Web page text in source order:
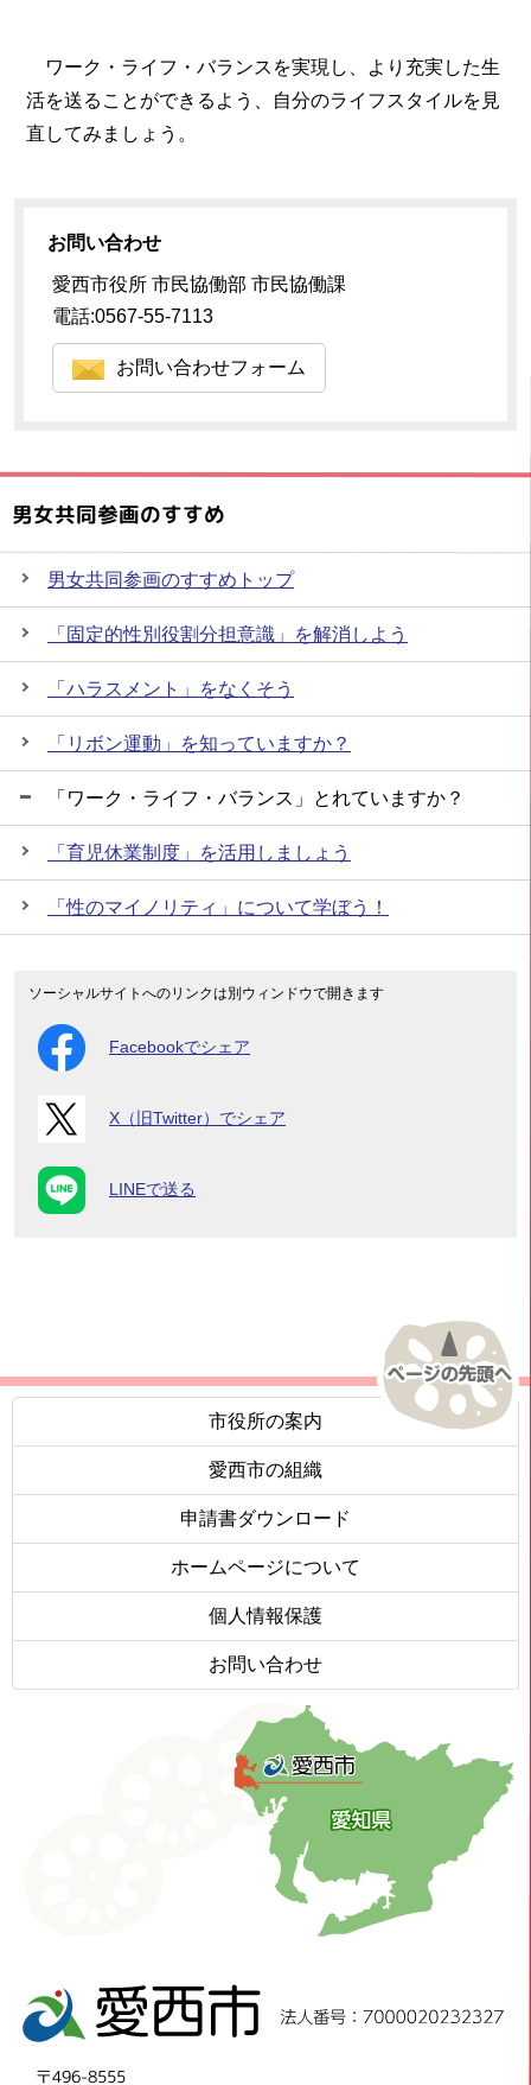
ワーク・ライフ・バランスを実現し、より充実した生
活を送ることができるよう、自分のライフスタイルを見
直してみましょう。
お問い合わせ
愛西市役所 市民協働部 市民協働課
電話:0567-55-7113
お問い合わせフォーム
男女共同参画のすすめ
男女共同参画のすすめトップ
「固定的性別役割分担意識」を解消しよう
「ハラスメント」をなくそう
「リボン運動」を知っていますか？
「ワーク・ライフ・バランス」とれていますか？
「育児休業制度」を活用しましょう
「性のマイノリティ」について学ぼう！
ソーシャルサイトへのリンクは別ウィンドウで開きます
Facebookでシェア
X（旧Twitter）でシェア
LINEで送る
市役所の案内
愛西市の組織
申請書ダウンロード
ホームページについて
個人情報保護
お問い合わせ
〒496-8555